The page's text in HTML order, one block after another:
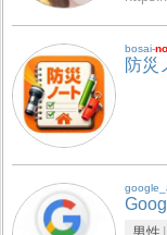
bosai-
防災